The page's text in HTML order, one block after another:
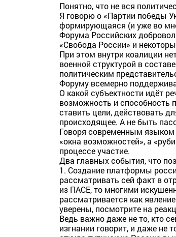
Понятно, что не вся
Я говорю о «Партии победы
формирующаяся (и уже во
Форума Российских
«Свобода России» и
При этом внутри коалиции
военной структурой в
политическим
Форуму всемерно
О какой субъектности идёт
возможность и способность
ставить цели, действовать
происходящее. А не быть
Говоря современным языком
«окна возможностей», а
процессе участие.
Два главных события, что
1. Создание платформы
рассматривать сей факт в
из ПАСЕ, то многими
рассматривается как
уверены, посмотрите на
Ведь важно даже не то, кто
изгнании говорит, и даже не